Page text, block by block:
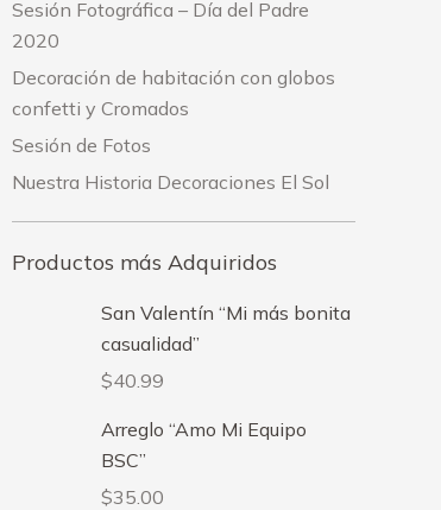
Sesión Fotográfica – Día del Padre
2020
Decoración de habitación con globos
confetti y Cromados
Sesión de Fotos
Nuestra Historia Decoraciones El Sol
Productos más Adquiridos
San Valentín “Mi más bonita
casualidad”
$40.99
Arreglo “Amo Mi Equipo
BSC”
$35.00